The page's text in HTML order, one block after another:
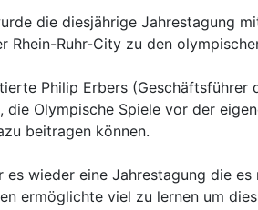
die diesjährige Jahrestagung
Rhein-Ruhr-City zu den
Philip Erbers (Geschäftsführer
die Olympische Spiele vor der
beitragen können.
es wieder eine Jahrestagung die
ermöglichte viel zu lernen um